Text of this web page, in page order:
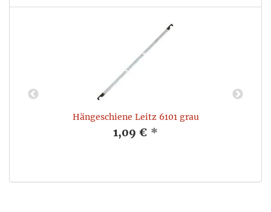
Hängeschiene Leitz 6101 grau
1,09 € *